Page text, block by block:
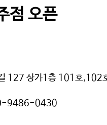
점 오픈
127 상가1층 101호,102
9486-0430